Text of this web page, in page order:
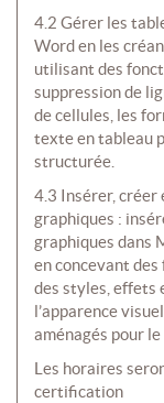
4.2 Gérer les
Word en les
utilisant des
suppression de
de cellules, les
texte en tableau
structurée.
4.3 Insérer, créer
graphiques :
graphiques dans
en concevant
des styles, effets
l’apparence
aménagés pour
Les horaires
certification